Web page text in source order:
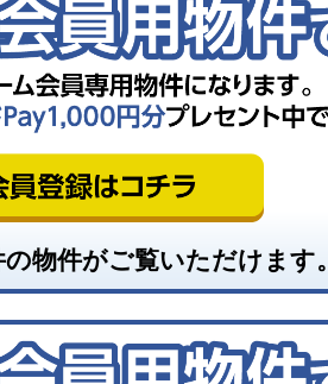
の物件がご覧いただけます。